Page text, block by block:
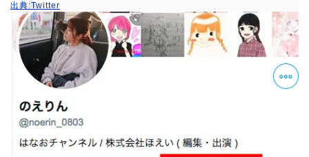
出典:Twitter